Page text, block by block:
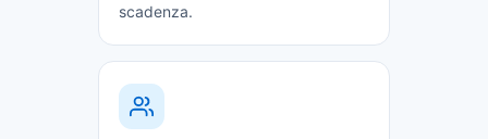
scadenza.